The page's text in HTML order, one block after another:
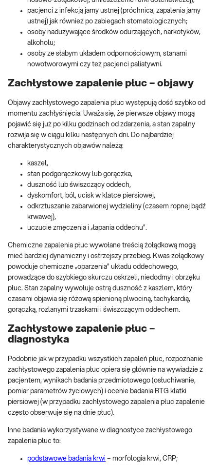
pacjenci z infekcją jamy ustnej (próchnica, zapalenia jamy
ustnej) jak również po zabiegach stomatologicznych;
osoby nadużywające środków odurzających, narkotyków,
alkoholu;
osoby ze słabym układem odpornościowym, stanami
nowotworowymi czy też pacjenci paliatywni.
Zachłystowe zapalenie płuc – objawy
Objawy zachłystowego zapalenia płuc występują dość szybko od
momentu zachłyśnięcia. Uważa się, że pierwsze objawy mogą
pojawić się już po kilku godzinach od zdarzenia, a stan zapalny
rozwija się w ciągu kilku następnych dni. Do najbardziej
charakterystycznych objawów należą:
kaszel,
stan podgorączkowy lub gorączka,
duszność lub świszczący oddech,
dyskomfort, ból, ucisk w klatce piersiowej,
odkrztuszanie zabarwionej wydzieliny (czasem ropnej bądź
krwawej),
uczucie zmęczenia i „łapania oddechu”.
Chemiczne zapalenia płuc wywołane treścią żołądkową mogą
mieć bardziej dynamiczny i ostrzejszy przebieg. Kwas żołądkowy
powoduje chemiczne „oparzenia” układu oddechowego,
prowadzące do szybkiego skurczu oskrzeli, niedodmy i obrzęku
płuc. Stan zapalny wywołuje ostrą duszność z kaszlem, który
czasami objawia się różową spienioną plwociną, tachykardią,
gorączką, rozlanymi trzaskami i świszczącym oddechem.
Zachłystowe zapalenie płuc –
diagnostyka
Podobnie jak w przypadku wszystkich zapaleń płuc, rozpoznanie
zachłystowego zapalenia płuc opiera się głównie na wywiadzie z
pacjentem, wynikach badania przedmiotowego (osłuchiwanie,
pomiar parametrów życiowych) i ocenie badania RTG klatki
piersiowej (w przypadku zachłystowego zapalenia płuc zapalenie
często obserwuje się na dnie płuc).
Inne badania wykorzystywane w diagnostyce zachłystowego
zapalenia płuc to:
podstawowe badania krwi – morfologia krwi, CRP;